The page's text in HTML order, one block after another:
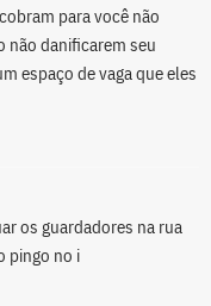
para você não
não danificarem seu
espaço de vaga que eles
os guardadores na rua
pingo no i